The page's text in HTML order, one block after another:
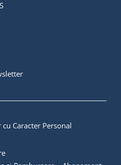
Caracter Personal